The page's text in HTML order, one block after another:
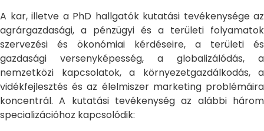
A kar, illetve a PhD hallgatók kutatási tevékenysége az
agrárgazdasági, a pénzügyi és a területi folyamatok
szervezési és ökonómiai kérdéseire, a területi és
gazdasági versenyképesség, a globalizálódás, a
nemzetközi kapcsolatok, a környezetgazdálkodás, a
vidékfejlesztés és az élelmiszer marketing problémáira
koncentrál. A kutatási tevékenység az alábbi három
specializációhoz kapcsolódik: